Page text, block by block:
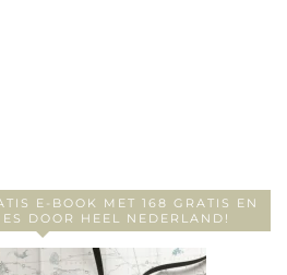
E-BOOK MET 168 GRATIS EN
DOOR HEEL NEDERLAND!